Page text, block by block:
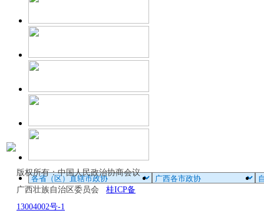
版权所有：中国人民政治协商会议
广西壮族自治区委员会 桂ICP备
13004002号-1